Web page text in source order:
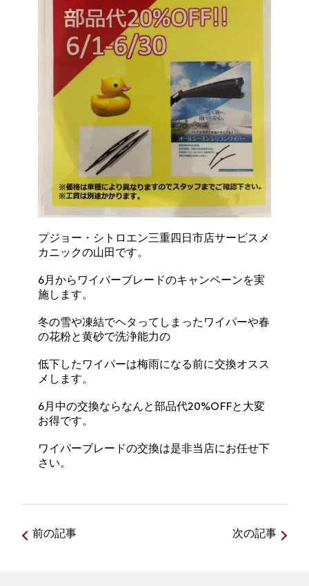
プジョー・シトロエン三重四日市店サービスメ
カニックの山田です。
6月からワイパーブレードのキャンペーンを実
施します。
冬の雪や凍結でヘタってしまったワイパーや春
の花粉と黄砂で洗浄能力の
低下したワイパーは梅雨になる前に交換オスス
メします。
6月中の交換ならなんと部品代20%OFFと大変
お得です。
ワイパーブレードの交換は是非当店にお任せ下
さい。
前の記事 次の記事